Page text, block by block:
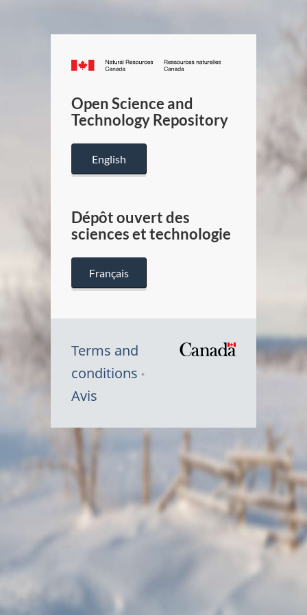
Canada.ca
/
Canada
Open Science and
Technology Repository
English
Dépôt ouvert des
sciences et technologie
Français
Terms and
conditions
Avis
Symbole
Canada